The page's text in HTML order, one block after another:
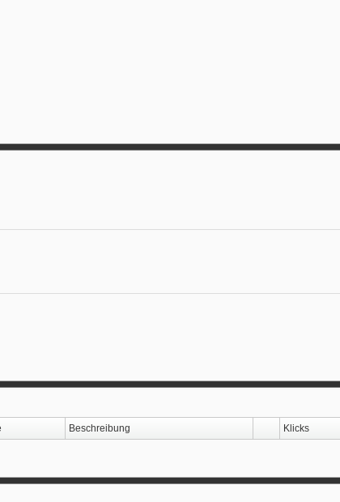
Beschreibung Klicks